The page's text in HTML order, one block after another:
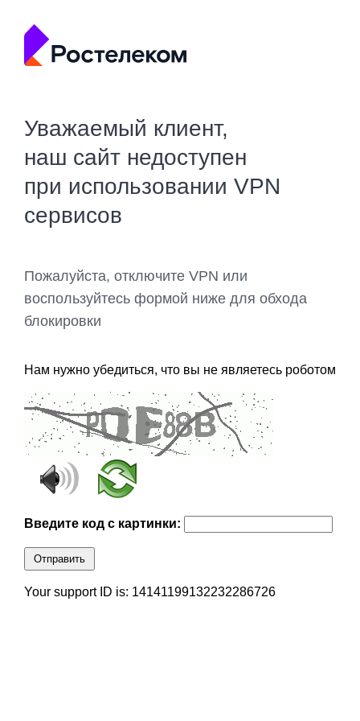
Уважаемый клиент,
наш сайт недоступен
при использовании VPN
сервисов
Пожалуйста, отключите VPN или
воспользуйтесь формой ниже для обхода
блокировки
Нам нужно убедиться, что вы не являетесь роботом
Введите код с картинки:
Отправить
Your support ID is: 14141199132232286726